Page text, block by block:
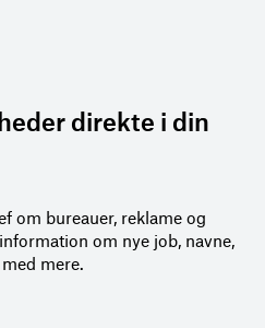
direkte i din
om bureauer, reklame og
om nye job, navne,
mere.